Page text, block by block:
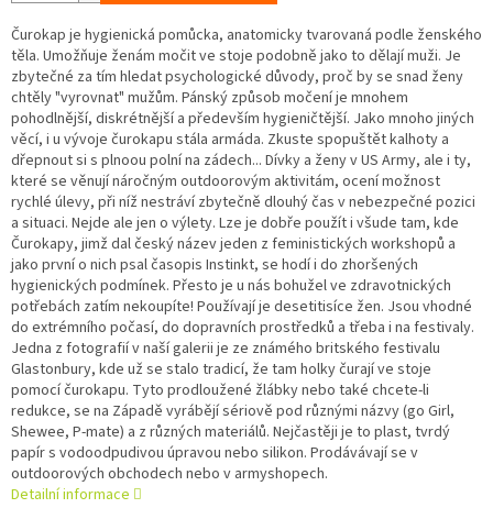
Čurokap je hygienická pomůcka, anatomicky tvarovaná podle ženského
těla. Umožňuje ženám močit ve stoje podobně jako to dělají muži. Je
zbytečné za tím hledat psychologické důvody, proč by se snad ženy
chtěly "vyrovnat" mužům. Pánský způsob močení je mnohem
pohodlnější, diskrétnější a především hygieničtější. Jako mnoho jiných
věcí, i u vývoje čurokapu stála armáda. Zkuste spopuštět kalhoty a
dřepnout si s plnoou polní na zádech... Dívky a ženy v US Army, ale i ty,
které se věnují náročným outdoorovým aktivitám, ocení možnost
rychlé úlevy, při níž nestráví zbytečně dlouhý čas v nebezpečné pozici
a situaci. Nejde ale jen o výlety. Lze je dobře použít i všude tam, kde
Čurokapy, jimž dal český název jeden z feministických workshopů a
jako první o nich psal časopis Instinkt, se hodí i do zhoršených
hygienických podmínek. Přesto je u nás bohužel ve zdravotnických
potřebách zatím nekoupíte! Používají je desetitisíce žen. Jsou vhodné
do extrémního počasí, do dopravních prostředků a třeba i na festivaly.
Jedna z fotografií v naší galerii je ze známého britského festivalu
Glastonbury, kde už se stalo tradicí, že tam holky čurají ve stoje
pomocí čurokapu. Tyto prodloužené žlábky nebo také chcete-li
redukce, se na Západě vyrábějí sériově pod různými názvy (go Girl,
Shewee, P-mate) a z různých materiálů. Nejčastěji je to plast, tvrdý
papír s vodoodpudivou úpravou nebo silikon. Prodávávají se v
outdoorových obchodech nebo v armyshopech.
Detailní informace